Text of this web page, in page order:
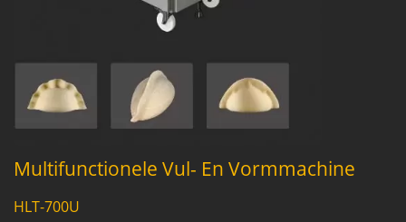
Multifunctionele Vul- En Vormmachine
HLT-700U